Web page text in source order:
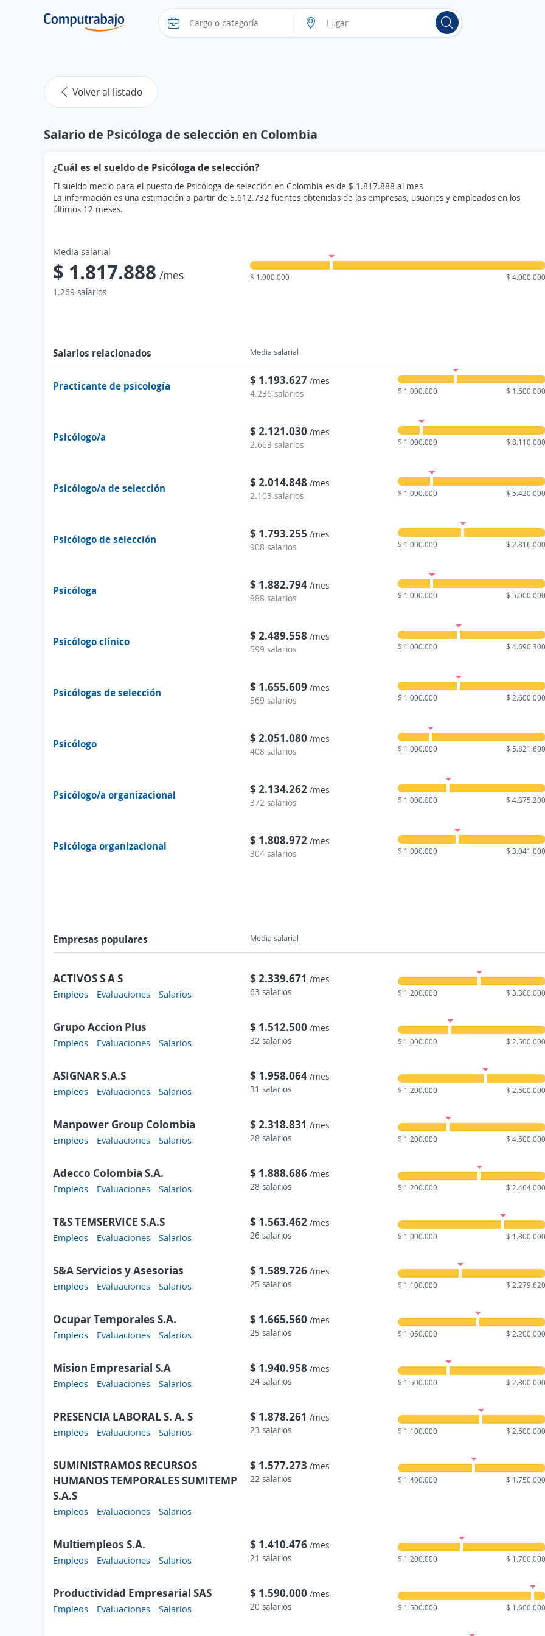
Volver al listado
Salario de Psicóloga de selección en Colombia
¿Cuál es el sueldo de Psicóloga de selección?
El sueldo medio para el puesto de Psicóloga de selección en Colombia es de $ 1.817.888 al mes
La información es una estimación a partir de 5.612.732 fuentes obtenidas de las empresas, usuarios y empleados en los
últimos 12 meses.
Media salarial
$ 1.817.888 /mes
1.269 salarios
$ 1.000.000 $ 4.000.000
Salarios relacionados Media salarial
Practicante de psicología $ 1.193.627 /mes
4.236 salarios
$ 1.000.000 $ 1.500.000
Psicólogo/a $ 2.121.030 /mes
2.663 salarios
$ 1.000.000 $ 8.110.000
Psicólogo/a de selección $ 2.014.848 /mes
2.103 salarios
$ 1.000.000 $ 5.420.000
Psicólogo de selección $ 1.793.255 /mes
908 salarios
$ 1.000.000 $ 2.816.000
Psicóloga $ 1.882.794 /mes
888 salarios
$ 1.000.000 $ 5.000.000
Psicólogo clínico $ 2.489.558 /mes
599 salarios
$ 1.000.000 $ 4.690.300
Psicólogas de selección $ 1.655.609 /mes
569 salarios
$ 1.000.000 $ 2.600.000
Psicólogo $ 2.051.080 /mes
408 salarios
$ 1.000.000 $ 5.821.600
Psicólogo/a organizacional $ 2.134.262 /mes
372 salarios
$ 1.000.000 $ 4.375.200
Psicóloga organizacional $ 1.808.972 /mes
304 salarios
$ 1.000.000 $ 3.041.000
Empresas populares Media salarial
ACTIVOS S A S
Empleos Evaluaciones Salarios
$ 2.339.671 /mes
63 salarios
$ 1.200.000 $ 3.300.000
Grupo Accion Plus
Empleos Evaluaciones Salarios
$ 1.512.500 /mes
32 salarios
$ 1.000.000 $ 2.500.000
ASIGNAR S.A.S
Empleos Evaluaciones Salarios
$ 1.958.064 /mes
31 salarios
$ 1.200.000 $ 2.500.000
Manpower Group Colombia
Empleos Evaluaciones Salarios
$ 2.318.831 /mes
28 salarios
$ 1.200.000 $ 4.500.000
Adecco Colombia S.A.
Empleos Evaluaciones Salarios
$ 1.888.686 /mes
28 salarios
$ 1.200.000 $ 2.464.000
T&S TEMSERVICE S.A.S
Empleos Evaluaciones Salarios
$ 1.563.462 /mes
26 salarios
$ 1.000.000 $ 1.800.000
S&A Servicios y Asesorias
Empleos Evaluaciones Salarios
$ 1.589.726 /mes
25 salarios
$ 1.100.000 $ 2.279.620
Ocupar Temporales S.A.
Empleos Evaluaciones Salarios
$ 1.665.560 /mes
25 salarios
$ 1.050.000 $ 2.200.000
Mision Empresarial S.A
Empleos Evaluaciones Salarios
$ 1.940.958 /mes
24 salarios
$ 1.500.000 $ 2.800.000
PRESENCIA LABORAL S. A. S
Empleos Evaluaciones Salarios
$ 1.878.261 /mes
23 salarios
$ 1.100.000 $ 2.500.000
SUMINISTRAMOS RECURSOS
HUMANOS TEMPORALES SUMITEMP
S.A.S
Empleos Evaluaciones Salarios
$ 1.577.273 /mes
22 salarios
$ 1.400.000 $ 1.750.000
Multiempleos S.A.
Empleos Evaluaciones Salarios
$ 1.410.476 /mes
21 salarios
$ 1.200.000 $ 1.700.000
Productividad Empresarial SAS
Empleos Evaluaciones Salarios
$ 1.590.000 /mes
20 salarios
$ 1.500.000 $ 1.600.000